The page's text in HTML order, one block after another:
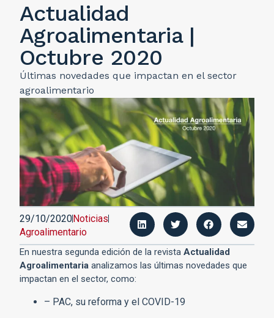
Actualidad
Agroalimentaria |
Octubre 2020
Últimas novedades que impactan en el sector
agroalimentario
29/10/2020Noticias
Agroalimentario
En nuestra segunda edición de la revista Actualidad
Agroalimentaria analizamos las últimas novedades que
impactan en el sector, como:
– PAC, su reforma y el COVID-19